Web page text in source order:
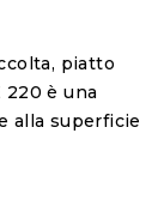
piatto
220 è una
alla superficie